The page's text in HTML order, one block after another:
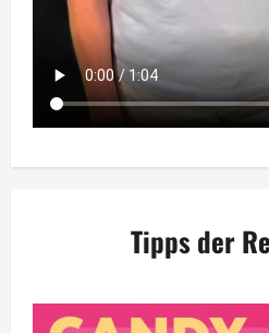
Tipps der